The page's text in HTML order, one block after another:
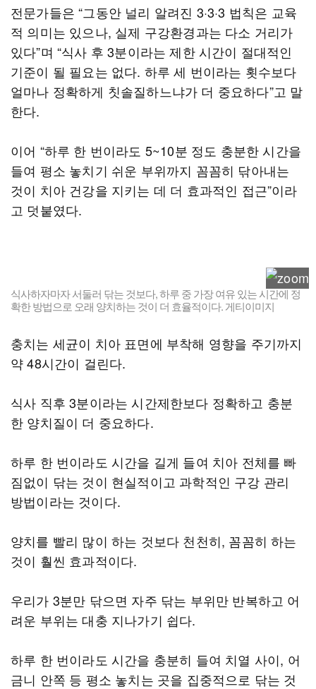
전문가들은 “그동안 널리 알려진 3·3·3 법칙은 교육
적 의미는 있으나, 실제 구강환경과는 다소 거리가
있다”며 “식사 후 3분이라는 제한 시간이 절대적인
기준이 될 필요는 없다. 하루 세 번이라는 횟수보다
얼마나 정확하게 칫솔질하느냐가 더 중요하다”고 말
한다.
이어 “하루 한 번이라도 5~10분 정도 충분한 시간을
들여 평소 놓치기 쉬운 부위까지 꼼꼼히 닦아내는
것이 치아 건강을 지키는 데 더 효과적인 접근”이라
고 덧붙였다.
식사하자마자 서둘러 닦는 것보다, 하루 중 가장 여유 있는 시간에 정
확한 방법으로 오래 양치하는 것이 더 효율적이다. 게티이미지
충치는 세균이 치아 표면에 부착해 영향을 주기까지
약 48시간이 걸린다.
식사 직후 3분이라는 시간제한보다 정확하고 충분
한 양치질이 더 중요하다.
하루 한 번이라도 시간을 길게 들여 치아 전체를 빠
짐없이 닦는 것이 현실적이고 과학적인 구강 관리
방법이라는 것이다.
양치를 빨리 많이 하는 것보다 천천히, 꼼꼼히 하는
것이 훨씬 효과적이다.
우리가 3분만 닦으면 자주 닦는 부위만 반복하고 어
려운 부위는 대충 지나가기 쉽다.
하루 한 번이라도 시간을 충분히 들여 치열 사이, 어
금니 안쪽 등 평소 놓치는 곳을 집중적으로 닦는 것